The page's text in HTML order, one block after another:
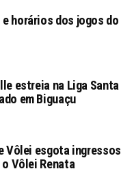
horários dos jogos do
estreia na Liga Santa
em Biguaçu
Vôlei esgota ingressos
Vôlei Renata